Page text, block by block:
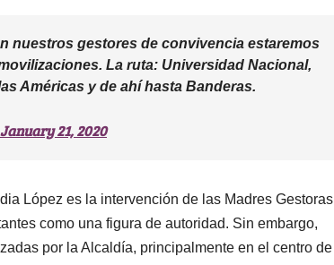
nuestros gestores de convivencia estaremos
La ruta: Universidad Nacional,
Américas y de ahí hasta Banderas.
January 21, 2020
López es la intervención de las Madres Gestoras
como una figura de autoridad. Sin embargo,
por la Alcaldía, principalmente en el centro de